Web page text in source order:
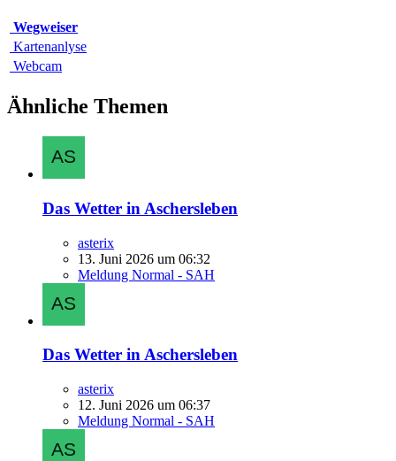
Wegweiser
Kartenanlyse
Webcam
Ähnliche Themen
Das Wetter in Aschersleben
asterix
13. Juni 2026 um 06:32
Meldung Normal - SAH
Das Wetter in Aschersleben
asterix
12. Juni 2026 um 06:37
Meldung Normal - SAH